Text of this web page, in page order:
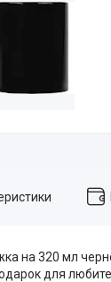
на 320 мл
для